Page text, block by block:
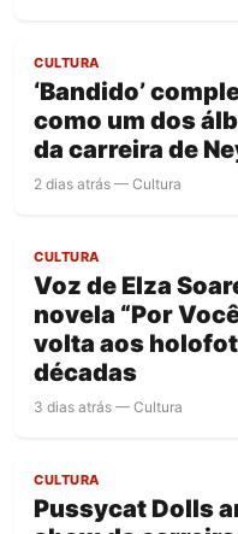
CULTURA
‘Bandido’
como um dos
da carreira de
2 dias atrás — Cultura
CULTURA
Voz de Elza
novela “Por
volta aos
décadas
3 dias atrás — Cultura
CULTURA
Pussycat Dolls